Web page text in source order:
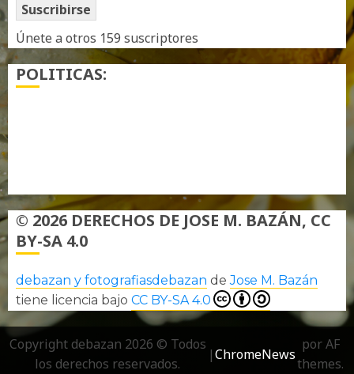
correo
electrónico
Suscribirse
Únete a otros 159 suscriptores
POLITICAS:
© 2026 DERECHOS DE JOSE M. BAZÁN, CC
BY-SA 4.0
debazan y fotografiasdebazan deJose M. Bazán
tiene licencia bajo CC BY-SA 4.0
Copyright debazan 2026 © Todos
los derechos reservados.
|ChromeNews
por AF
themes.